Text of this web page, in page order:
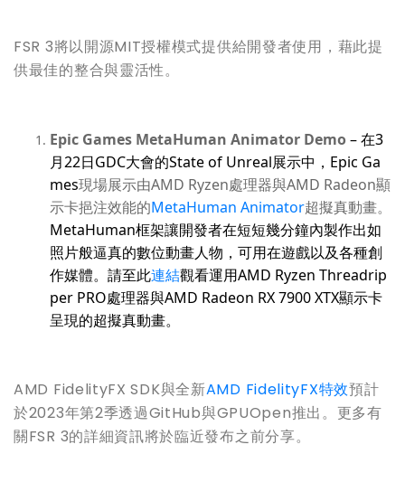
FSR 3將以開源MIT授權模式提供給開發者使用，藉此提
供最佳的整合與靈活性。
Epic Games MetaHuman Animator Demo–在3
月22日GDC大會的State of Unreal展示中， Epic Ga
mes現場展示由AMD Ryzen處理器與AMD Radeon顯
示卡挹注效能的MetaHuman Animator超擬真動畫。
MetaHuman框架讓開發者在短短幾分鐘內製作出如
照片般逼真的數位動畫人物，可用在遊戲以及各種創
作媒體。 請至此連結觀看運用AMD Ryzen Threadrip
per PRO處理器與AMD Radeon RX 7900 XTX顯示卡
呈現的超擬真動畫。
AMD FidelityFX SDK與全新AMD FidelityFX特效預計
於2023年第2季透過GitHub與GPUOpen推出。更多有
關FSR 3的詳細資訊將於臨近發布之前分享。